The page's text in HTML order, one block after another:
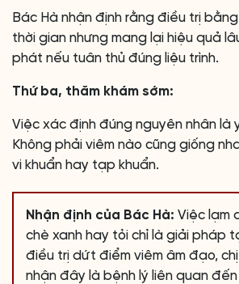
Bác Hà nhận định rằng điều trị
thời gian nhưng mang lại hiệu quả
phát nếu tuân thủ đúng liệu trình.
Thứ ba, thăm khám sớm:
Việc xác định đúng nguyên nhân là
Không phải viêm nào cũng giống
vi khuẩn hay tạp khuẩn.
Nhận định của Bác Hà: Việc lạm
chè xanh hay tỏi chỉ là giải pháp
điều trị dứt điểm viêm âm đạo, chị
nhận đây là bệnh lý liên quan